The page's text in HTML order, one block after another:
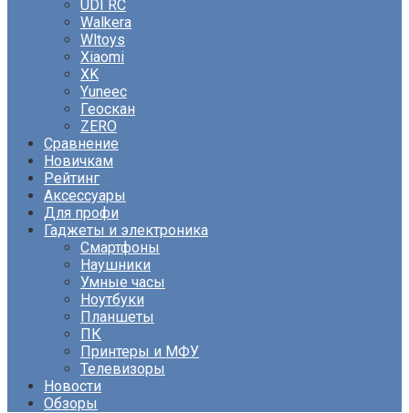
UDI RC
Walkera
Wltoys
Xiaomi
XK
Yuneec
Геоскан
ZERO
Сравнение
Новичкам
Рейтинг
Аксессуары
Для профи
Гаджеты и электроника
Смартфоны
Наушники
Умные часы
Ноутбуки
Планшеты
ПК
Принтеры и МФУ
Телевизоры
Новости
Обзоры